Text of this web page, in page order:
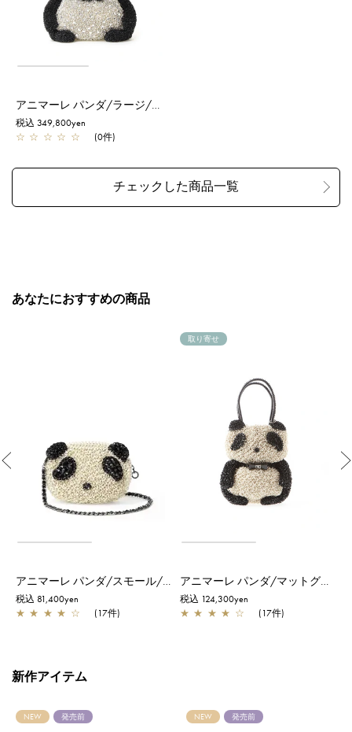
税込 349,800yen
☆ ☆ ☆ ☆ ☆ (0件)
あなたにおすすめの商品
Previous
アニマーレ パンダ/スモール/マットグレイッシュホワイト
税込 81,400yen
★ ★ ★ ★ ☆ (17件)
取り寄せ
アニマーレ パンダ/マットグレイッシュホワイト
税込 124,300yen
★ ★ ★ ★ ☆ (17件)
新作アイテム
NEW 発売前 NEW 発売前